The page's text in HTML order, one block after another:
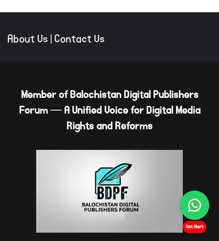
About Us|Contact Us
Member of Balochistan Digital Publishers
Forum — A Unified Voice for Digital Media
Rights and Reforms
Get Alert